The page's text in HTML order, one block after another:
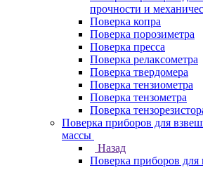
прочности и
Поверка копра
Поверка порозиметра
Поверка пресса
Поверка релаксометра
Поверка твердомера
Поверка тензиометра
Поверка тензометра
Поверка
Поверка приборов для
массы
Назад
Поверка приборов для